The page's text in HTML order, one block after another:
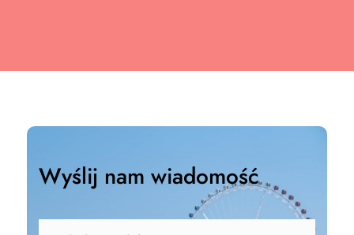
Wyślij nam wiadomość